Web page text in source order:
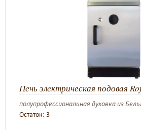
Печь электрическая подовая
полупрофессиональная духовка из
Остаток: 3